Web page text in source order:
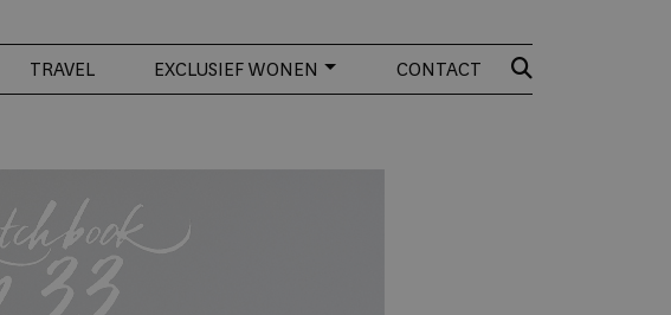
TRAVEL EXCLUSIEF WONEN CONTACT